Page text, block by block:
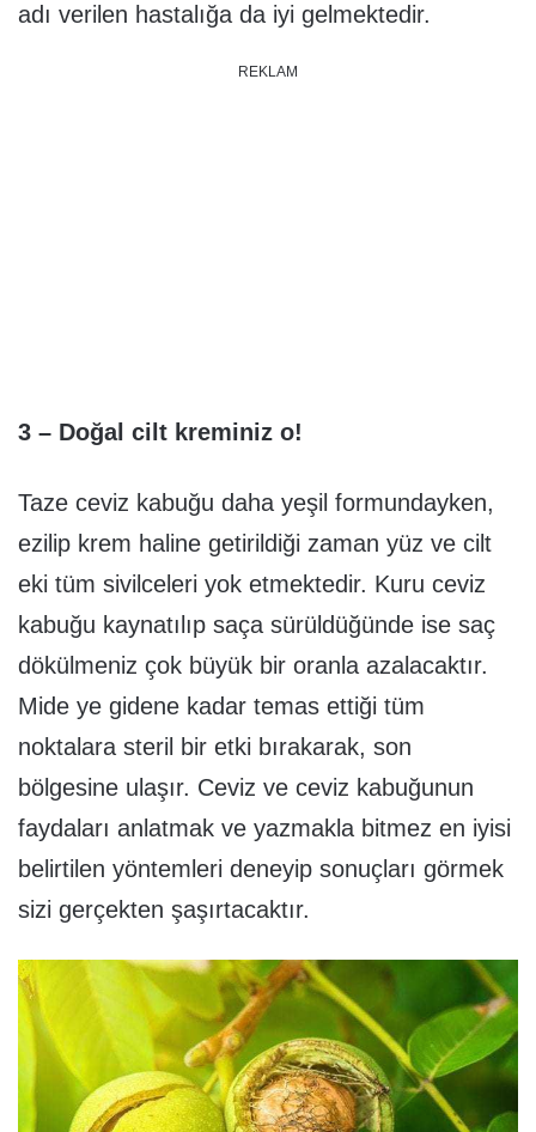
adı verilen hastalığa da iyi gelmektedir.
REKLAM
3 – Doğal cilt kreminiz o!
Taze ceviz kabuğu daha yeşil formundayken,
ezilip krem haline getirildiği zaman yüz ve cilt
eki tüm sivilceleri yok etmektedir. Kuru ceviz
kabuğu kaynatılıp saça sürüldüğünde ise saç
dökülmeniz çok büyük bir oranla azalacaktır.
Mide ye gidene kadar temas ettiği tüm
noktalara steril bir etki bırakarak, son
bölgesine ulaşır. Ceviz ve ceviz kabuğunun
faydaları anlatmak ve yazmakla bitmez en iyisi
belirtilen yöntemleri deneyip sonuçları görmek
sizi gerçekten şaşırtacaktır.